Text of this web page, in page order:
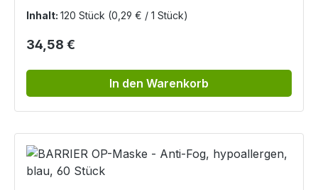
Inhalt: 120 Stück (0,29 € / 1 Stück)
Regulärer Preis:
34,58 €
In den Warenkorb